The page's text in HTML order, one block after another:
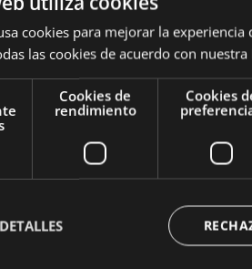
cuya principal función en el
las actividades diarias. Sin
en muchas investigaciones
principalmente el consumo de
verduras y frutas. A su vez,
cookies para mejorar la
las cookies de acuerdo con
Cookies de
rendimiento
Cookies